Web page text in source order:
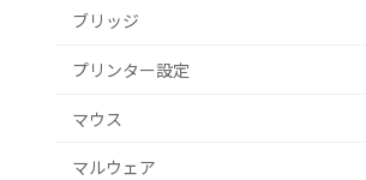
ブリッジ
プリンター設定
マウス
マルウェア